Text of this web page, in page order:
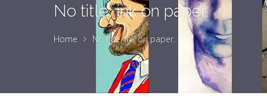
No title, ink on paper.
Home No title, ink on paper.